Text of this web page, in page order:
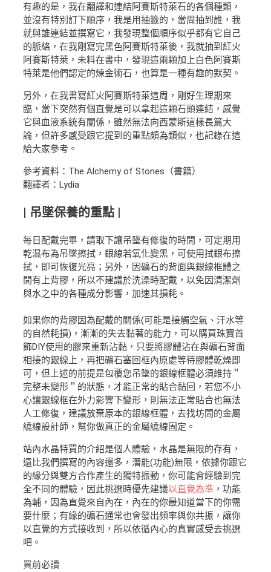
有趣的是，我在翻譯和連結阿賽斯特萊石的各個種類，
並沒有特別訂下順序，我是用抽籤的，當周抽到誰，我
就與誰連結並撰寫它，我發現整個順序似乎都有它自己
的脈絡，在我剛寫完黑色阿賽斯特萊後，我就抽到紅火
阿賽斯特萊，未料在書中，發現這兩顆加上白色阿賽斯
特萊是他們認定的煉金術石，也算是一種有趣的默契。
另外，在我書寫紅火阿賽斯特萊這周，剛好生理期來
臨，當下突然有個直覺是可以拿起這顆石頭連結，感覺
它與血液系統有關係，雖然無法向西蒙斯這樣長篇大
論，但許多感受跟它提到的重點頗為類似，也記錄在這
給大家參考。
參考資料：The Alchemy of Stones（書籍）
翻譯者：Lydia
| 吊墜保養的重點 |
每日配戴完畢，請取下讓吊墜有修復的時間，可定期用
乾濕布為吊墜擦拭，銀線若氧化變黑，可使用拭銀布擦
拭，即可恢復光亮；另外，因礦石的背面與銀線框體之
間有上背膠，所以不建議於洗澡時配戴，以免因清潔劑
與水之中的各種成分影響，加速其損耗。
如果你的背膠因為配戴的關係(可能是接觸空氣、汗水等
的自然耗損)，漸漸的失去黏著的能力，可以購買珠寶首
飾DIY使用的膠來重新沾黏，只要將膠體沾在與礦石背面
相接的銀線上，再把礦石塞回框內原處等待膠體乾燥即
可，但上述的前提是包覆您吊墜的銀線框體必須維持＂
完整未變形＂的狀態，才能正常的貼合黏回，若您不小
心讓銀線框在外力影響下變形，則無法正常貼合也無法
人工修復，建議放棄原本的銀線框體，去找坊間的金屬
繞線設計師，幫你做真正的金屬繞線固定。
站內水晶特質的介紹是個人體驗，水晶是無限的存有，
遠比我們撰寫的內容還多，潛能(功能)無限，依據你跟它
的緣分與雙方合作產生的獨特振動，你可能會經驗到完
全不同的體驗，因此挑選時優先建議以直覺為準 ，功能
為輔，因為直覺來自內在，內在的你最知道當下的你需
要什麼；有緣的礦石通常也會發出頻率與你共振，讓你
以直覺的方式接收到，所以依循內心的真實感受去挑選
吧。
買前必讀